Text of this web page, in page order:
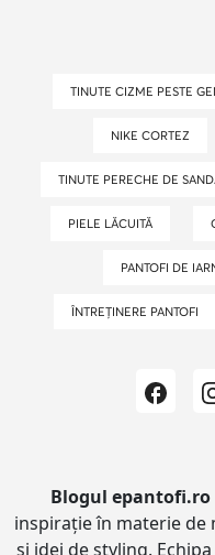
TINUTE CIZME PESTE
NIKE CORTEZ
TINUTE PERECHE DE
PIELE LĂCUITĂ
PANTOFI DE
ÎNTREȚINERE PANTOFI
Blogul epantofi.ro
inspirație în materie de
și idei de styling.